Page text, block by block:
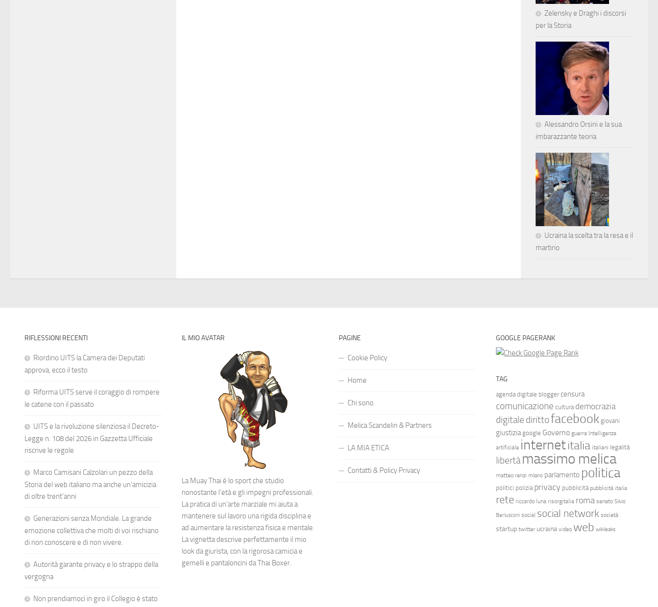
Zelensky e Draghi i discorsi
per la Storia
Alessandro Orsini e la sua
imbarazzante teoria
Ucraina la scelta tra la resa e il
martirio
RIFLESSIONI RECENTI
Riordino UITS la Camera dei Deputati
approva, ecco il testo
Riforma UITS serve il coraggio di rompere
le catene con il passato
UITS e la rivoluzione silenziosa il Decreto-
Legge n. 108 del 2026 in Gazzetta Ufficiale
riscrive le regole
Marco Camisani Calzolari un pezzo della
Storia del web italiano ma anche un’amicizia
di oltre trent’anni
Generazioni senza Mondiale. La grande
emozione collettiva che molti di voi rischiano
di non conoscere e di non vivere.
Autorità garante privacy e lo strappo della
vergogna
Non prendiamoci in giro il Collegio è stato
IL MIO AVATAR
La Muay Thai è lo sport che studio
nonostante l’età e gli impegni professionali.
La pratica di un’arte marziale mi aiuta a
mantenere sul lavoro una rigida disciplina e
ad aumentare la resistenza fisica e mentale.
La vignetta descrive perfettamente il mio
look da giurista, con la rigorosa camicia e
gemelli e pantaloncini da Thai Boxer.
PAGINE
Cookie Policy
Home
Chi sono
Melica Scandelin & Partners
LA MIA ETICA
Contatti & Policy Privacy
GOOGLE PAGERANK
TAG
agenda digitale blogger censura
comunicazione cultura democrazia
digitale dirittofacebook giovani
giustizia google Governo guerra Intelligenza
artificiale internetitalia italiani legalità
libertà massimo melica
matteo renzi milano parlamento politica
politici polizia privacy pubblicità pubblicità italia
rete riccardo luna risorgitalia roma senato Silvio
Berlusconi social social network società
startup twitter ucraina video web wikileaks